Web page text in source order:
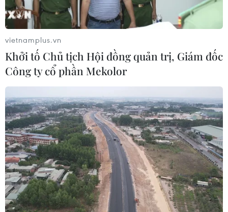
Theo dõi VietnamPlus
Cộng đồng ASEAN
Nâng cao nhận thức về vai trò chủ động, tích
cực của Việt Nam trong ASEAN
Hợp tác chia sẻ dữ liệu - động lực tăng trưởng
mới của ASEAN
Campuchia mở rộng kết nối thanh toán QR
xuyên biên giới 5 nước ASEAN
Phát triển kinh tế số ASEAN+3 thông qua liên
vietnamplus.vn
Khởi tố Chủ tịch Hội đồng quản trị, Giám đốc
Công ty cổ phần Mekolor